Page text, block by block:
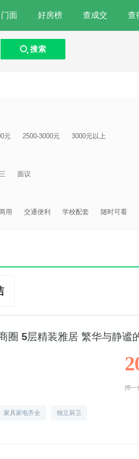
门面 好房榜 查成交 查
搜索
元 2500-3000元 3000元以上
面议
用 交通便利 学校配套 随时可看
圈 5层精装雅居 繁华与静谧
家具家电齐全 独立厨卫
押一